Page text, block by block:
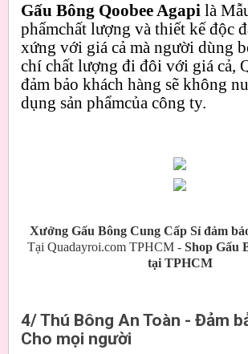
Gấu Bông Qoobee Agapi là
phẩmchất lượng và thiết kế độc
xứng với giá cả mà người dùng
chí chất lượng đi đôi với giá cả,
đảm bảo khách hàng sẽ không
dụng sản phẩmcủa công ty.
Xưởng Gấu Bông Cung Cấp Sỉ đảm
Tại Quadayroi.com TPHCM - Shop Gấu
tại TPHCM
4/ Thú Bông An Toàn - Đảm
Cho mọi người